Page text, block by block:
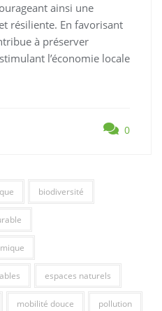
ainsi une
résiliente. En favorisant
à préserver
l’économie locale
0
biodiversité
espaces naturels
mobilité douce pollution